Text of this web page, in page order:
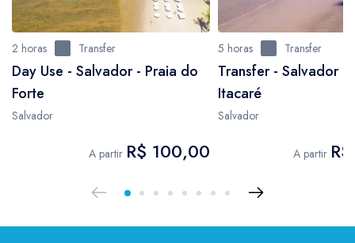
2 horas Transfer
Day Use - Salvador - Praia do
Forte
Salvador
A partir R$ 100,00
5 horas Transfer
Transfer - Salvador
Itacaré
Salvador
A partir